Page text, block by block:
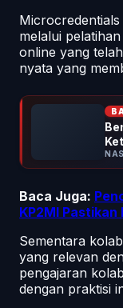
melalui
online yang
nyata yang
Baca Juga:
KP2MI Pastikan
Sementara
yang relevan
pengajaran
dengan praktisi